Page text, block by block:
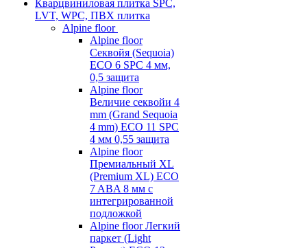
Кварцвиниловая плитка SPC,
LVT, WPC, ПВХ плитка
Alpine floor
Alpine floor
Секвойя (Sequoia)
ECO 6 SPC 4 мм,
0,5 защита
Alpine floor
Величие секвойи 4
mm (Grand Sequoia
4 mm) ECO 11 SPC
4 мм 0,55 защита
Alpine floor
Премиальный XL
(Premium XL) ECO
7 ABA 8 мм с
интегрированной
подложкой
Alpine floor Легкий
паркет (Light